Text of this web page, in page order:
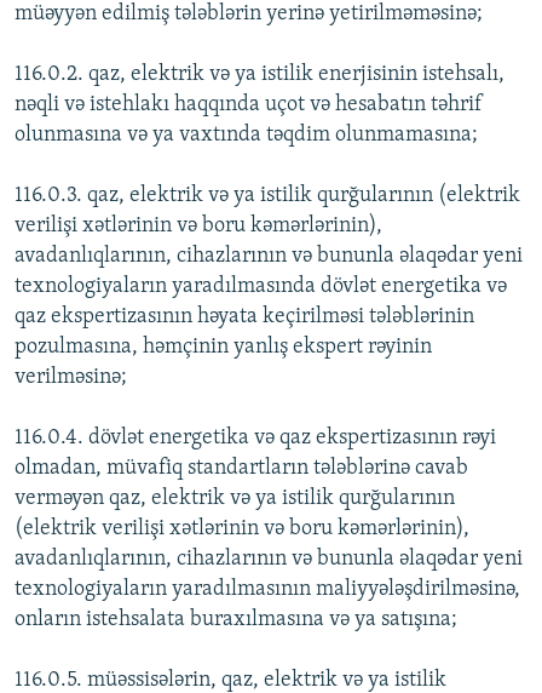
müəyyən edilmiş tələblərin yerinə yetirilməməsinə;
116.0.2. qaz, elektrik və ya istilik enerjisinin istehsalı,
nəqli və istehlakı haqqında uçot və hesabatın təhrif
olunmasına və ya vaxtında təqdim olunmamasına;
116.0.3. qaz, elektrik və ya istilik qurğularının (elektrik
verilişi xətlərinin və boru kəmərlərinin),
avadanlıqlarının, cihazlarının və bununla əlaqədar yeni
texnologiyaların yaradılmasında dövlət energetika və
qaz ekspertizasının həyata keçirilməsi tələblərinin
pozulmasına, həmçinin yanlış ekspert rəyinin
verilməsinə;
116.0.4. dövlət energetika və qaz ekspertizasının rəyi
olmadan, müvafiq standartların tələblərinə cavab
verməyən qaz, elektrik və ya istilik qurğularının
(elektrik verilişi xətlərinin və boru kəmərlərinin),
avadanlıqlarının, cihazlarının və bununla əlaqədar yeni
texnologiyaların yaradılmasının maliyyələşdirilməsinə,
onların istehsalata buraxılmasına və ya satışına;
116.0.5. müəssisələrin, qaz, elektrik və ya istilik